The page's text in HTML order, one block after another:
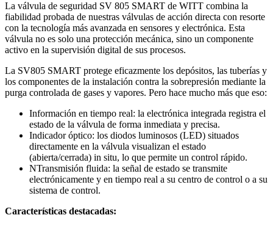
La válvula de seguridad SV 805 SMART de WITT combina la
fiabilidad probada de nuestras válvulas de acción directa con resorte
con la tecnología más avanzada en sensores y electrónica. Esta
válvula no es solo una protección mecánica, sino un componente
activo en la supervisión digital de sus procesos.
La SV805 SMART protege eficazmente los depósitos, las tuberías y
los componentes de la instalación contra la sobrepresión mediante la
purga controlada de gases y vapores. Pero hace mucho más que eso:
Información en tiempo real: la electrónica integrada registra el
estado de la válvula de forma inmediata y precisa.
Indicador óptico: los diodos luminosos (LED) situados
directamente en la válvula visualizan el estado
(abierta/cerrada) in situ, lo que permite un control rápido.
NTransmisión fluida: la señal de estado se transmite
electrónicamente y en tiempo real a su centro de control o a su
sistema de control.
Características destacadas: